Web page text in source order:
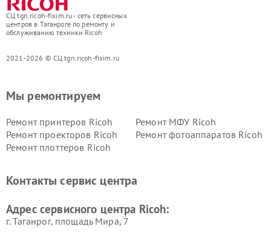
СЦ tgn.ricoh-fixim.ru - сеть сервисных
центров в Таганроге по ремонту и
обслуживанию техники Ricoh
2021-2026 © СЦ tgn.ricoh-fixim.ru
Мы ремонтируем
Ремонт принтеров Ricoh
Ремонт МФУ Ricoh
Ремонт проекторов Ricoh
Ремонт фотоаппаратов Ricoh
Ремонт плоттеров Ricoh
Контакты сервис центра
Адрес сервисного центра Ricoh:
г. Таганрог, площадь Мира, 7